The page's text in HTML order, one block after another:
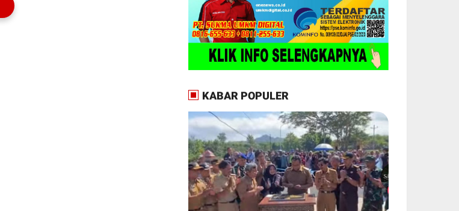
KABAR POPULER